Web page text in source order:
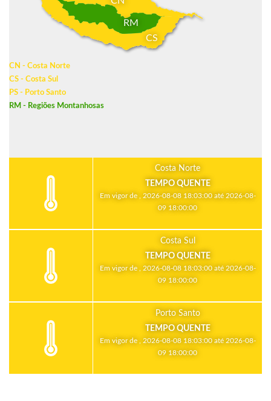
CS
RM
CN - Costa Norte
CS - Costa Sul
PS - Porto Santo
RM - Regiões Montanhosas
Costa Norte
TEMPO QUENTE
Em vigor de , 2026-08-08 18:03:00 até 2026-08-
09 18:00:00
Costa Sul
TEMPO QUENTE
Em vigor de , 2026-08-08 18:03:00 até 2026-08-
09 18:00:00
Porto Santo
TEMPO QUENTE
Em vigor de , 2026-08-08 18:03:00 até 2026-08-
09 18:00:00